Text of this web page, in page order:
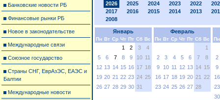
Банковские новости РБ
Финансовые рынки РБ
Новое в законодательстве
Международные связи
Союзное государство
Страны СНГ, ЕврАзЭС, ЕАЭС и
Балтии
Международные новости
2026 2025 2024 2023 2022
2017
2016 2015 2014 2013
2008
Январь
Пн Вт Ср Чт Пт Сб Вс
1 2 3
4
5
6 7 8 9 10 11
12 13 14 15 16 17 18
19 20 21 22 23 24 25
26 27 28 29 30 31
Февраль
Пн Вт Ср Чт Пт Сб Вс
1
2
3 4 5 6 7
8
9
10 11 12 13 14 15
16 17 18 19 20 21 22
23 24 25 26 27 28
Пн
2
9
16
23
30